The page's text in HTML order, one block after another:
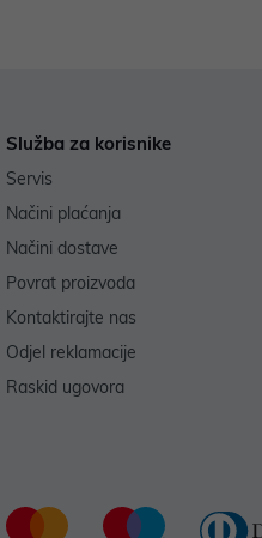
Služba za korisnike
Servis
Načini plaćanja
Načini dostave
Povrat proizvoda
Kontaktirajte nas
Odjel reklamacije
Raskid ugovora